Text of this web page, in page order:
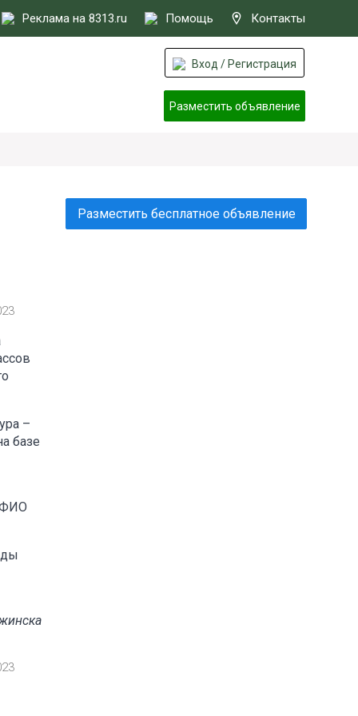
Реклама на 8313.ru Помощь Контакты
Вход / Регистрация
Разместить объявление
–
базе
ФИО
Разместить бесплатное объявление